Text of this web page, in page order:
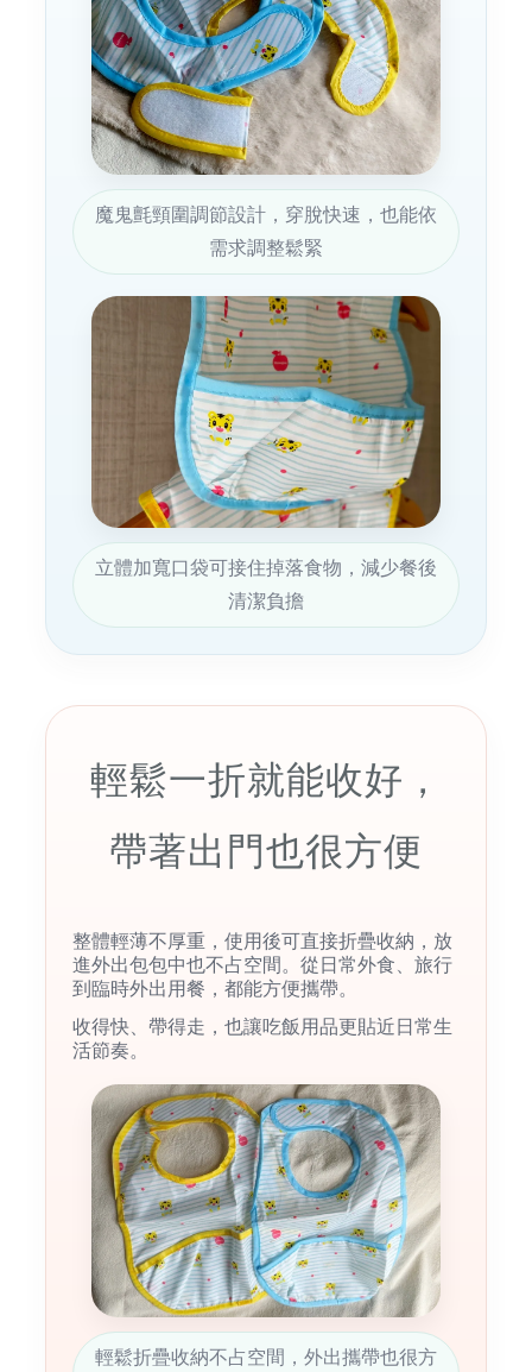
魔鬼氈頸圍調節設計，穿脫快速，也能依
需求調整鬆緊
立體加寬口袋可接住掉落食物，減少餐後
清潔負擔
輕鬆一折就能收好，
帶著出門也很方便
整體輕薄不厚重，使用後可直接折疊收納，放
進外出包包中也不占空間。從日常外食、旅行
到臨時外出用餐，都能方便攜帶。
收得快、帶得走，也讓吃飯用品更貼近日常生
活節奏。
輕鬆折疊收納不占空間，外出攜帶也很方